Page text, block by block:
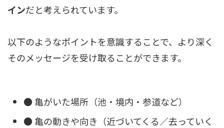
インだと考えられています。
以下のようなポイントを意識することで、より深く
そのメッセージを受け取ることができます。
● 亀がいた場所（池・境内・参道など）
● 亀の動きや向き（近づいてくる／去っていく